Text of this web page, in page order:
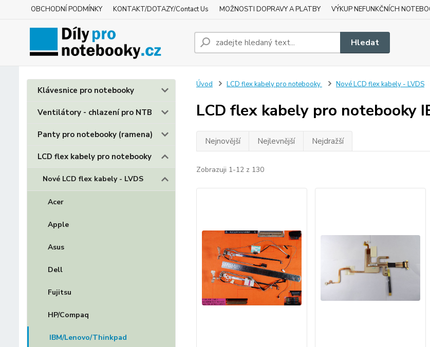
OBCHODNÍ PODMÍNKY KONTAKT/DOTAZY/Contact Us MOŽNOSTI DOPRAVY A PLATBY VÝKUP NEFUNKČNÍCH
Hledat
Klávesnice pro notebooky
Ventilátory - chlazení pro NTB
Panty pro notebooky (ramena)
LCD flex kabely pro notebooky
Nové LCD flex kabely - LVDS
Acer
Apple
Asus
Dell
Fujitsu
HP/Compaq
IBM/Lenovo/Thinkpad
Úvod LCD flex kabely pro notebooky Nové LCD flex kabely - LVDS
LCD flex kabely pro notebooky
Nejnovější Nejlevnější Nejdražší
Zobrazuji 1-12 z 130